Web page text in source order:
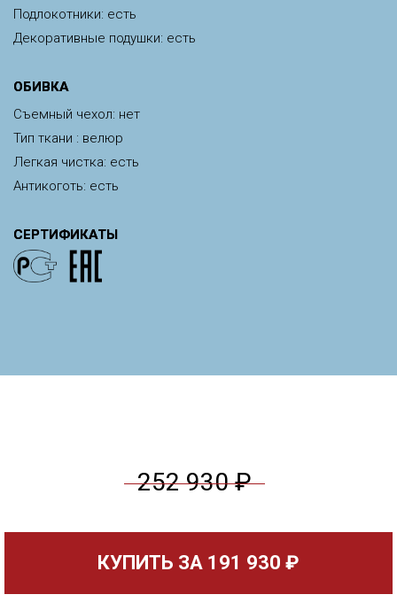
Подлокотники: есть
Декоративные подушки: есть
ОБИВКА
Съемный чехол: нет
Тип ткани : велюр
Легкая чистка: есть
Антикоготь: есть
СЕРТИФИКАТЫ
252 930 ₽
КУПИТЬ ЗА 191 930 ₽